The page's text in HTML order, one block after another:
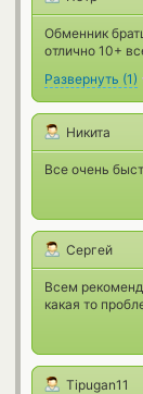
Обменник
отлично 10+
Развернуть (1)
Никита
Все очень
Сергей
Всем
какая то
Tipugan11